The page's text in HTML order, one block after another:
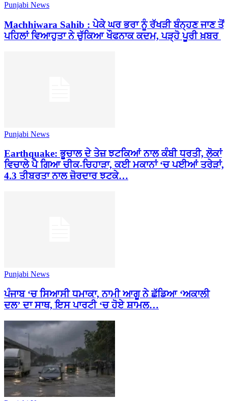
Punjabi News
Machhiwara Sahib : ਪੇਕੇ ਘਰ ਭਰਾ ਨੂੰ ਰੱਖੜੀ ਬੰਨ੍ਹਣ ਜਾਣ ਤੋਂ
ਪਹਿਲਾਂ ਵਿਆਹੁਤਾ ਨੇ ਚੁੱਕਿਆ ਖੌਫਨਾਕ ਕਦਮ, ਪੜ੍ਹੋ ਪੂਰੀ ਖ਼ਬਰ
Punjabi News
Earthquake: ਭੂਚਾਲ ਦੇ ਤੇਜ਼ ਝਟਕਿਆਂ ਨਾਲ ਕੰਬੀ ਧਰਤੀ, ਲੋਕਾਂ
ਵਿਚਾਲੇ ਪੈ ਗਿਆ ਚੀਕ-ਚਿਹਾੜਾ, ਕਈ ਮਕਾਨਾਂ ‘ਚ ਪਈਆਂ ਤਰੇੜਾਂ,
4.3 ਤੀਬਰਤਾ ਨਾਲ ਜ਼ੋਰਦਾਰ ਝਟਕੇ…
Punjabi News
ਪੰਜਾਬ ‘ਚ ਸਿਆਸੀ ਧਮਾਕਾ, ਨਾਮੀ ਆਗੂ ਨੇ ਛੱਡਿਆ ‘ਅਕਾਲੀ
ਦਲ’ ਦਾ ਸਾਥ, ਇਸ ਪਾਰਟੀ ‘ਚ ਹੋਏ ਸ਼ਾਮਲ…